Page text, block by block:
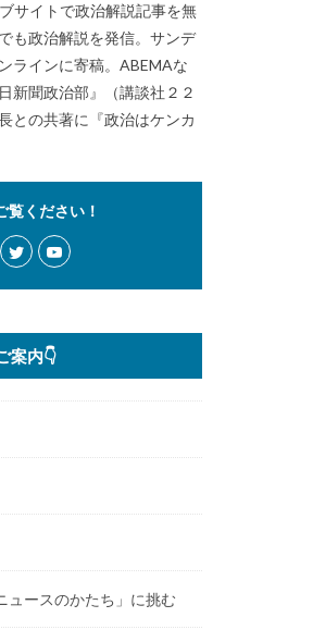
サイトで政治解説記事を無
も政治解説を発信。サンデ
ラインに寄稿。ABEMAな
新聞政治部』（講談社２２
との共著に『政治はケンカ
覧ください！
案内👇
ュースのかたち」に挑む